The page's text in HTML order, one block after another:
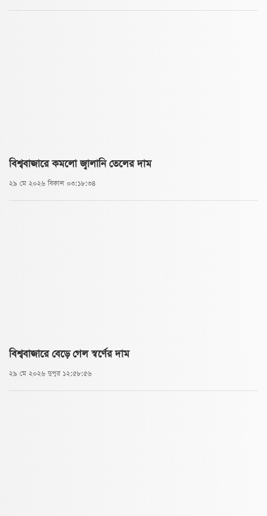
বিশ্ববাজারে কমলো জ্বালানি তেলের দাম
২৯ মে ২০২৬ বিকাল ০৩:১৮:৩৪
বিশ্ববাজারে বেড়ে গেল স্বর্ণের দাম
২৯ মে ২০২৬ দুপুর ১২:৫৮:৫৬